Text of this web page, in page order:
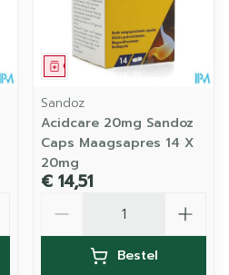
Geneesmiddel
Sandoz
Acidcare 20mg Sandoz
Caps Maagsapres 14 X
20mg
€ 14,51
Bestel